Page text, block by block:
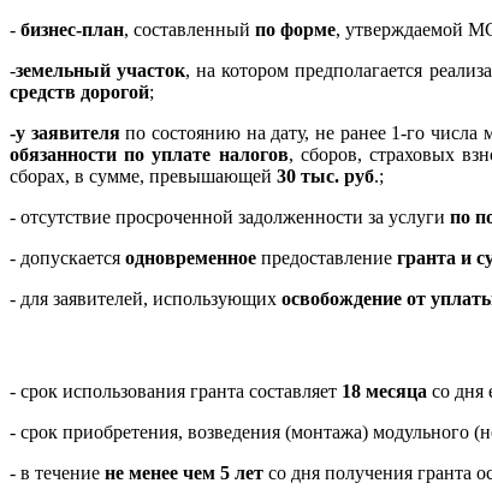
- бизнес-план, составленный по форме, утверждаемой
-земельный участок, на котором предполагается
средств дорогой;
-у заявителяпо состоянию на дату, не ранее 1-го
обязанности по уплате налогов, сборов, страховых
сборах, в сумме, превышающей 30 тыс. руб.;
- отсутствие просроченной задолженности за услуги по
- допускается одновременное предоставление гранта и
- для заявителей, использующих освобождение от
- срок использования гранта составляет 18 месяца со дня
- срок приобретения, возведения (монтажа) модульного
- в течение не менее чем 5 лет со дня получения гранта